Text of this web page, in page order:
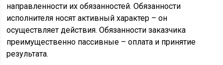
направленности их обязанностей. Обязанности
исполнителя носят активный характер – он
осуществляет действия. Обязанности заказчика
преимущественно пассивные – оплата и принятие
результата.